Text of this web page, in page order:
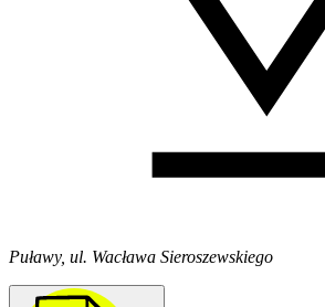
Puławy, ul. Wacława Sieroszewskiego